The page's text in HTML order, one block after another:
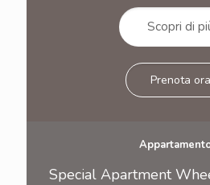
Scopri di
Prenota ora
Special Apartment